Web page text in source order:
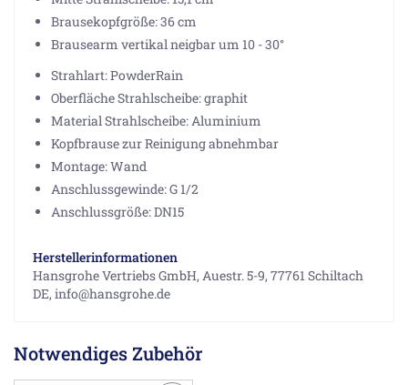
Brausekopfgröße: 36 cm
Brausearm vertikal neigbar um 10 - 30°
Strahlart: PowderRain
Oberfläche Strahlscheibe: graphit
Material Strahlscheibe: Aluminium
Kopfbrause zur Reinigung abnehmbar
Montage: Wand
Anschlussgewinde: G 1/2
Anschlussgröße: DN15
Herstellerinformationen
Hansgrohe Vertriebs GmbH, Auestr. 5-9, 77761 Schiltach
DE, info@hansgrohe.de
Notwendiges Zubehör